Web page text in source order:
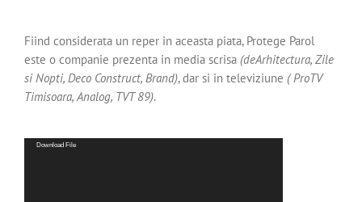
Fiind considerata un reper in aceasta piata, Protege Parol
este o companie prezenta in media scrisa (deArhitectura, Zile
si Nopti, Deco Construct, Brand), dar si in televiziune ( ProTV
Timisoara, Analog, TVT 89).
Video
Download File